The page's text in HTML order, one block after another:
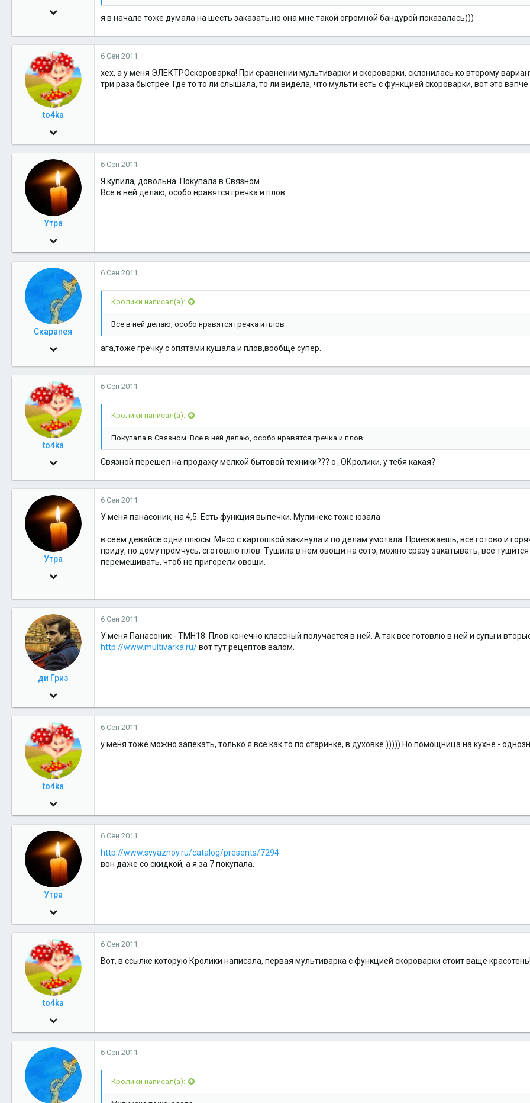
30 Май 2009
1
51
я в начале тоже думала на шесть заказать,но она мне такой огромной бандурой показалась)))
to4ka
8 Ноя 2010
1,348
38
СХД
6 Сен 2011
хех, а у меня ЭЛЕКТРОскороварка! При сравнении мультиварки и скороварки, склонилась ко второму
три раза быстрее. Где то то ли слышала, то ли видела, что мульти есть с функцией скороварки, вот это
Утра
19 Апр 2006
18,264
38
6 Сен 2011
Я купила, довольна. Покупала в Связном.
Все в ней делаю, особо нравятся гречка и плов
Скарапея
30 Май 2009
36
51
6 Сен 2011
Кролики написал(а):
Все в ней делаю, особо нравятся гречка и плов
ага,тоже гречку с опятами кушала и плов,вообще супер.
to4ka
8 Ноя 2010
38
СХД
6 Сен 2011
Кролики написал(а):
Покупала в Связном. Все в ней делаю, особо нравятся гречка и плов
Связной перешел на продажу мелкой бытовой техники??? о_ОКролики, у тебя какая?
Утра
19 Апр 2006
10
6 Сен 2011
У меня панасоник, на 4,5. Есть функция выпечки. Мулинекс тоже юзала
в сеём девайсе одни плюсы. Мясо с картошкой закинула и по делам умотала. Приезжаешь, все готово и
приду, по дому промчусь, сготовлю плов. Тушила в нем овощи на сотэ, можно сразу закатывать, все
перемешивать, чтоб не пригорели овощи.
ди Гриз
9 Дек 2010
1,278
36
6 Сен 2011
У меня Панасоник - ТМН18. Плов конечно классный получается в ней. А так все готовлю в ней и супы и
http://www.multivarka.ru/вот тут рецептов валом.
to4ka
8 Ноя 2010
1,348
38
СХД
6 Сен 2011
у меня тоже можно запекать, только я все как то по старинке, в духовке ))))) Но помощница на кухне -
Утра
19 Апр 2006
18,264
38
6 Сен 2011
http://www.svyaznoy.ru/catalog/presents/7294
вон даже со скидкой, а я за 7 покупала.
to4ka
8 Ноя 2010
1,348
38
СХД
6 Сен 2011
Вот, в ссылке которую Кролики написала, первая мультиварка с функцией скороварки стоит ваще
6 Сен 2011
Кролики написал(а):